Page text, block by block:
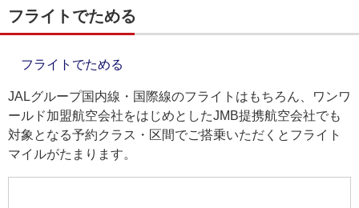
フライトでためる
フライトでためる
JALグループ国内線・国際線のフライトはもちろん、ワンワ
ールド加盟航空会社をはじめとしたJMB提携航空会社でも
対象となる予約クラス・区間でご搭乗いただくとフライト
マイルがたまります。